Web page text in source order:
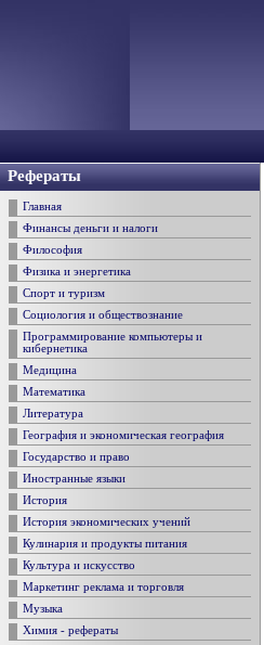
Рефераты
Главная
Финансы деньги и налоги
Философия
Физика и энергетика
Спорт и туризм
Социология и обществознание
Программирование компьютеры и
кибернетика
Медицина
Математика
Литература
География и экономическая география
Государство и право
Иностранные языки
История
История экономических учений
Кулинария и продукты питания
Культура и искусство
Маркетинг реклама и торговля
Музыка
Химия - рефераты